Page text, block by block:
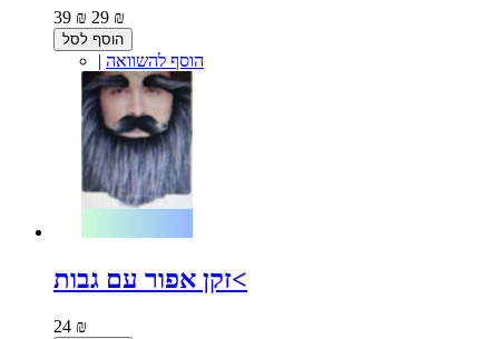
39 ₪ 29 ₪
הוסף לסל
| הוסף להשוואה
זקן אפור עם גבות<
24 ₪